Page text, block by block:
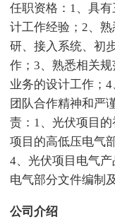
任职资格：1、具
计工作经验；2、
研、接入系统、初
作；3、熟悉相关
业务的设计工作；
团队合作精神和严
责：1、光伏项目
项目的高低压电气
4、光伏项目电气
电气部分文件编制
公司介绍